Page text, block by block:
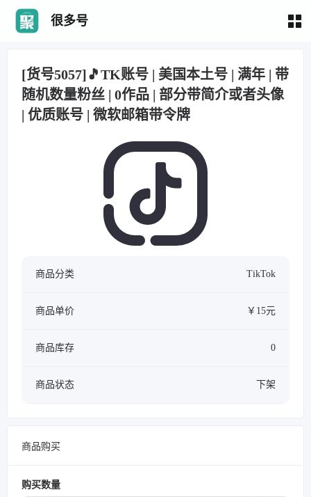
很多号
[货号5057]🎵TK账号 | 美国本土号 | 满年 | 带
随机数量粉丝 | 0作品 | 部分带简介或者头像
| 优质账号 | 微软邮箱带令牌
商品分类 TikTok
商品单价 ￥15元
商品库存 0
商品状态 下架
商品购买
购买数量